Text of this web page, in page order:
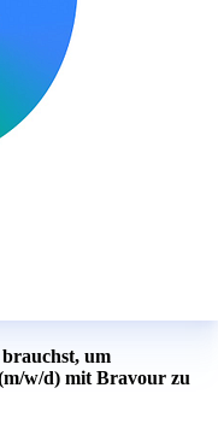
um
w/d) mit Bravour zu